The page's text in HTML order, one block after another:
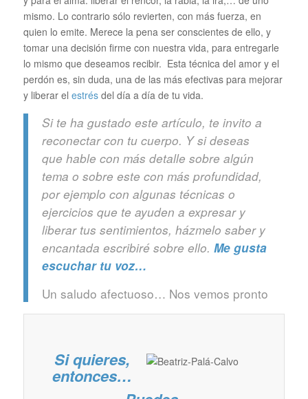
mismo. Lo contrario sólo revierten, con más fuerza, en
quien lo emite. Merece la pena ser conscientes de ello, y
tomar una decisión firme con nuestra vida, para entregarle
lo mismo que deseamos recibir. Esta técnica del amor y el
perdón es, sin duda, una de las más efectivas para mejorar
y liberar el estrésdel día a día de tu vida.
Si te ha gustado este artículo, te invito a
reconectar con tu cuerpo. Y si deseas
que hable con más detalle sobre algún
tema o sobre este con más profundidad,
por ejemplo con algunas técnicas o
ejercicios que te ayuden a expresar y
liberar tus sentimientos, házmelo saber y
encantada escribiré sobre ello. Me gusta
escuchar tu voz…
Un saludo afectuoso… Nos vemos pronto
Si quieres,
entonces…